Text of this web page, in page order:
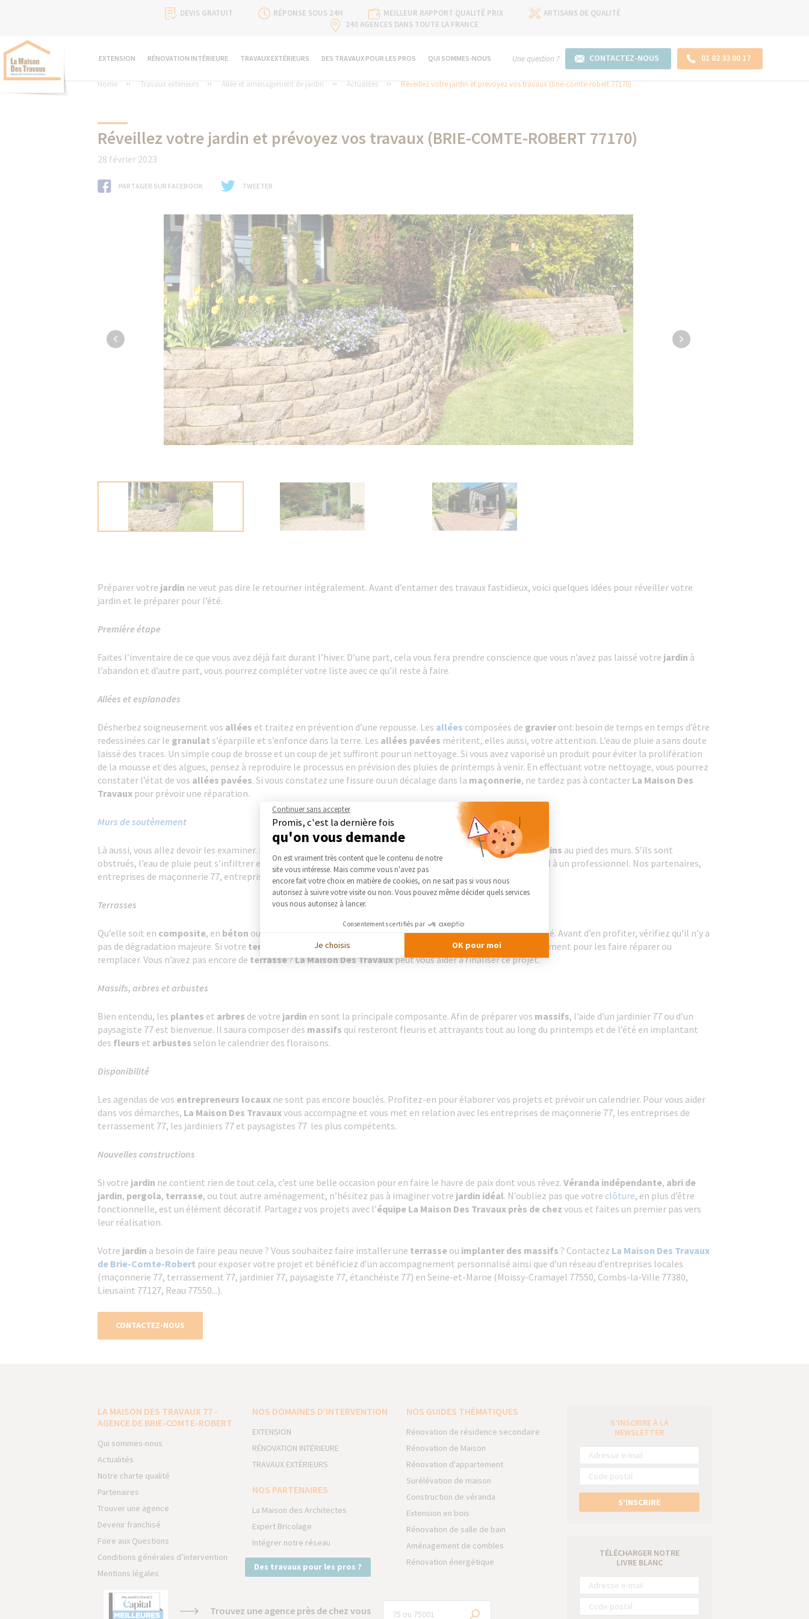
DEVIS GRATUIT RÉPONSE SOUS 24H MEILLEUR RAPPORT QUALITÉ PRIX
ARTISANS DE QUALITÉ
240 AGENCES DANS TOUTE LA FRANCE
EXTENSION RÉNOVATION INTÉRIEURE TRAVAUX EXTÉRIEURS DES TRAVAUX POUR LES PROS QUI SOMMES-NOUS Une question ? CONTACTEZ-NOUS 01 82 33 00 17
Home Travaux extérieurs Allée et aménagement de jardin Actualités Réveillez votre jardin et prévoyez vos travaux (brie-comte-robert 77170)
Réveillez votre jardin et prévoyez vos travaux (BRIE-COMTE-ROBERT 77170)
28 février 2023
PARTAGER SUR FACEBOOK TWEETER
Préparer votre jardin ne veut pas dire le retourner intégralement. Avant d’entamer des travaux fastidieux, voici quelques idées pour réveiller votre
jardin et le préparer pour l’été.
Première étape
Faites l’inventaire de ce que vous avez déjà fait durant l’hiver. D’une part, cela vous fera prendre conscience que vous n’avez pas laissé votre jardin à
l’abandon et d’autre part, vous pourrez compléter votre liste avec ce qu’il reste à faire.
Allées et esplanades
Désherbez soigneusement vos allées et traitez en prévention d’une repousse. Les allées composées de gravier ont besoin de temps en temps d’être
redessinées car le granulat s’éparpille et s’enfonce dans la terre. Les allées pavées méritent, elles aussi, votre attention. L’eau de pluie a sans doute
laissé des traces. Un simple coup de brosse et un coup de jet suffiront pour un nettoyage. Si vous avez vaporisé un produit pour éviter la prolifération
de la mousse et des algues, pensez à reproduire le processus en prévision des pluies de printemps à venir. En effectuant votre nettoyage, vous pourrez
constater l’état de vos allées pavées. Si vous constatez une fissure ou un décalage dans la maçonnerie, ne tardez pas à contacter La Maison Des
Travaux pour prévoir une réparation.
Murs de soutènement
Là aussi, vous allez devoir les examiner. Les intempéries peuvent les avoir fragilisés. Vérifiez également lesdrains au pied des murs. S’ils sont
obstrués, l’eau de pluie peut s’infiltrer et compromettre l’ intégrité structurelle. En cas de doute, faites appel à un professionnel. Nos partenaires,
entreprises de maçonnerie 77, entreprise de terrassement 77, étancheur 77 pourront intervenir.
Terrasses
Qu’elle soit en composite, en béton ou
sera le centre de vos activités de plein air cet été. Avant d’en profiter, vérifiez qu’il n’y a
pas de dégradation majeure. Si votre terrasse est bordée degarde-corps
, ne les négligez pas. C’est le bon moment pour les faire réparer ou
remplacer. Vous n’avez pas encore de terrasse?La Maison Des Travauxpeut vous aider à finaliser ce projet.
Massifs, arbres et arbustes
Bien entendu, les plantes et arbres de votre jardin en sont la principale composante. Afin de préparer vos massifs, l’aide d’un jardinier 77 ou d’un
paysagiste 77 est bienvenue. Il saura composer des massifs qui resteront fleuris et attrayants tout au long du printemps et de l’été en implantant
des fleurs et arbustes selon le calendrier des floraisons.
Disponibilité
Les agendas de vos entrepreneurs locaux ne sont pas encore bouclés. Profitez-en pour élaborer vos projets et prévoir un calendrier. Pour vous aider
dans vos démarches, La Maison Des Travauxvous accompagne et vous met en relation avec les entreprises de maçonnerie 77, les entreprises de
terrassement 77, les jardiniers 77 et paysagistes 77 les plus compétents.
Nouvelles constructions
Si votre jardin ne contient rien de tout cela, c’est une belle occasion pour en faire le havre de paix dont vous rêvez. Véranda indépendante, abri de
jardin, pergola, terrasse, ou tout autre aménagement, n’hésitez pas à imaginer votre jardin idéal. N’oubliez pas que votre clôture, en plus d’être
fonctionnelle, est un élément décoratif. Partagez vos projets avec l’équipe La Maison Des Travaux près de chez vous et faites un premier pas vers
leur réalisation.
Votre jardin a besoin de faire peau neuve ? Vous souhaitez faire installer une terrasse ou implanter des massifs ? Contactez La Maison Des Travaux
de Brie-Comte-Robert pour exposer votre projet et bénéficiez d’un accompagnement personnalisé ainsi que d’un réseau d’entreprises locales
(maçonnerie 77, terrassement 77, jardinier 77, paysagiste 77, étanchéiste 77) en Seine-et-Marne (Moissy-Cramayel 77550, Combs-la-Ville 77380,
Lieusaint 77127, Reau 77550...).
CONTACTEZ-NOUS
LA MAISON DES TRAVAUX 77 -
AGENCE DE BRIE-COMTE-ROBERT
Qui sommes-nous
Actualités
Notre charte qualité
Partenaires
Trouver une agence
Devenir franchisé
Foire aux Questions
Conditions générales d’intervention
Mentions légales
NOS DOMAINES D’INTERVENTION
EXTENSION
RÉNOVATION INTÉRIEURE
TRAVAUX EXTÉRIEURS
NOS PARTENAIRES
La Maison des Architectes
Expert Bricolage
Intégrer notre réseau
Des travaux pour les pros ?
NOS GUIDES THÉMATIQUES
Rénovation de résidence secondaire
Rénovation de Maison
Rénovation d'appartement
Surélévation de maison
Construction de véranda
Extension en bois
Rénovation de salle de bain
Aménagement de combles
Rénovation énergétique
Trouvez une agence près de chez vous
S’INSCRIRE À LA
NEWSLETTER
S’INSCRIRE
TÉLÉCHARGER NOTRE
LIVRE BLANC
Continuer sans accepter
Promis, c'est la dernière fois
qu'on vous demande
Plateforme de Gestion du Consentement : Personnalisez vos Options
On est vraiment très content que le contenu de notre
site vous intéresse. Mais comme vous n'avez pas
encore fait votre choix en matière de cookies, on ne sait pas si vous nous
autorisez à suivre votre visite ou non. Vous pouvez même décider quels services
vous nous autorisez à lancer.
Consentements certifiés par
Je choisis OK pour moi
Axeptio consent